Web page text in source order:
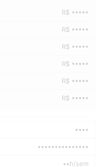
R$ •••••
R$ •••••
R$ •••••
R$ •••••
R$ •••••
R$ •••••
••••
•••••••••••••••
••h/sem